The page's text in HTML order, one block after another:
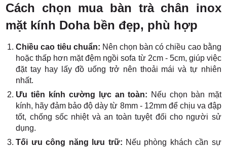
Cách chọn mua bàn trà chân inox
mặt kính Doha bền đẹp, phù hợp
Chiều cao tiêu chuẩn: Nên chọn bàn có chiều cao bằng
hoặc thấp hơn mặt đệm ngồi sofa từ 2cm - 5cm, giúp việc
đặt tay hay lấy đồ uống trở nên thoải mái và tự nhiên
nhất.
Ưu tiên kính cường lực an toàn: Nếu chọn bàn mặt
kính, hãy đảm bảo độ dày từ 8mm - 12mm để chịu va đập
tốt, chống sốc nhiệt và an toàn tuyệt đối cho người sử
dụng.
Tối ưu công năng lưu trữ: Nếu phòng khách cần sự